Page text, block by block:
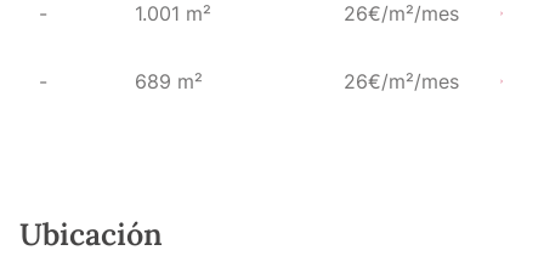
- 1.001 m² 26€/m²/mes
- 689 m² 26€/m²/mes
Ubicación